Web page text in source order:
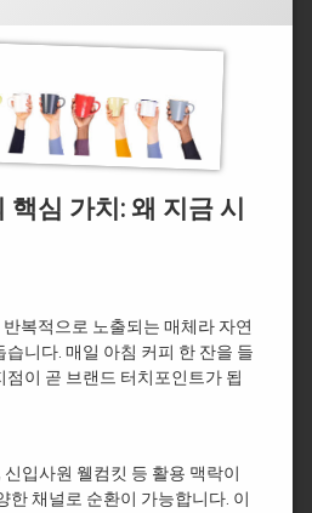
심 가치: 왜 지금 시
복적으로 노출되는 매체라 자연
니다. 매일 아침 커피 한 잔을 들
이 곧 브랜드 터치포인트가 됩
입사원 웰컴킷 등 활용 맥락이
한 채널로 순환이 가능합니다. 이